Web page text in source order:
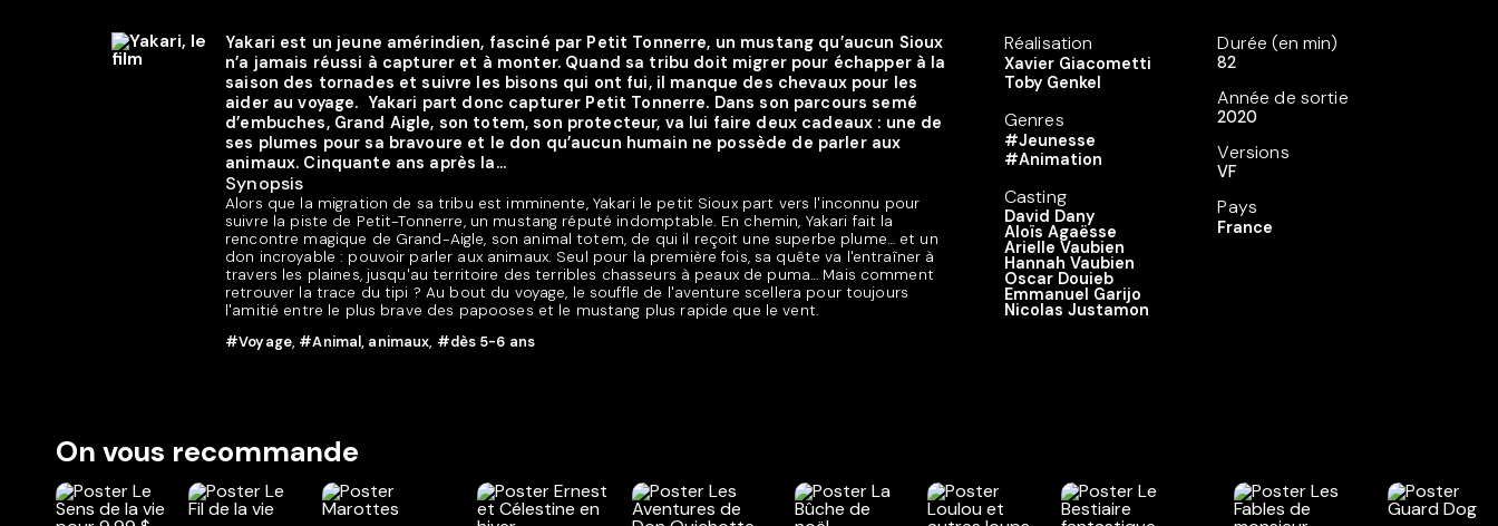
Yakari est un jeune amérindien, fasciné par Petit Tonnerre, un mustang qu’aucun Sioux
n’a jamais réussi à capturer et à monter. Quand sa tribu doit migrer pour échapper à la
saison des tornades et suivre les bisons qui ont fui, il manque des chevaux pour les
aider au voyage. Yakari part donc capturer Petit Tonnerre. Dans son parcours semé
d’embuches, Grand Aigle, son totem, son protecteur, va lui faire deux cadeaux : une de
ses plumes pour sa bravoure et le don qu’aucun humain ne possède de parler aux
animaux. Cinquante ans après la...
Synopsis
Alors que la migration de sa tribu est imminente, Yakari le petit Sioux part vers l'inconnu pour
suivre la piste de Petit-Tonnerre, un mustang réputé indomptable. En chemin, Yakari fait la
rencontre magique de Grand-Aigle, son animal totem, de qui il reçoit une superbe plume… et un
don incroyable : pouvoir parler aux animaux. Seul pour la première fois, sa quête va l'entraîner à
travers les plaines, jusqu'au territoire des terribles chasseurs à peaux de puma… Mais comment
retrouver la trace du tipi ? Au bout du voyage, le souffle de l'aventure scellera pour toujours
l'amitié entre le plus brave des papooses et le mustang plus rapide que le vent.
#Voyage, #Animal, animaux, #dès 5-6 ans
Réalisation
Xavier Giacometti
Toby Genkel
Genres
#Jeunesse
#Animation
Casting
David Dany
Aloïs Agaësse
Arielle Vaubien
Hannah Vaubien
Oscar Douieb
Emmanuel Garijo
Nicolas Justamon
Durée (en min)
82
Année de sortie
2020
Versions
VF
Pays
France
On vous recommande